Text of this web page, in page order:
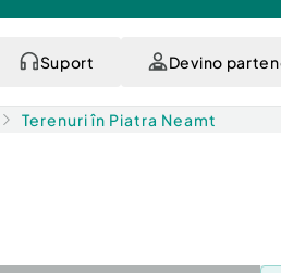
Suport Devino
Terenuri în Piatra Neamt